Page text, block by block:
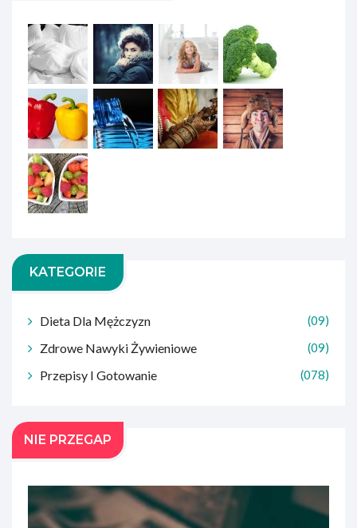
KATEGORIE
Dieta Dla Mężczyzn (09)
Zdrowe Nawyki Żywieniowe (09)
Przepisy I Gotowanie (078)
NIE PRZEGAP